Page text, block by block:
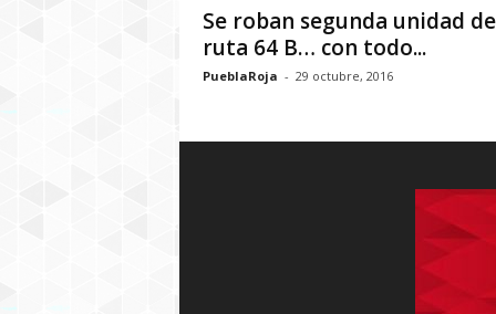
Se roban segunda unidad
ruta 64 B… con todo...
PueblaRoja - 29 octubre, 2016